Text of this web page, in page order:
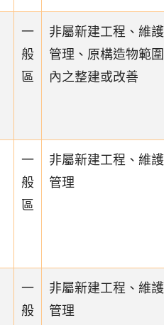
一
般
區
非屬新建工程、維護
管理、原構造物範圍
內之整建或改善
一
般
區
非屬新建工程、維護
管理
一
般
非屬新建工程、維護
管理